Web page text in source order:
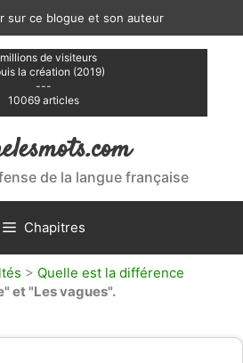
sur ce blogue et son auteur
de visiteurs
la création (2019)
---
10069 articles
de la langue française
Chapitres
> Quelle est la différence
et "Les vagues".